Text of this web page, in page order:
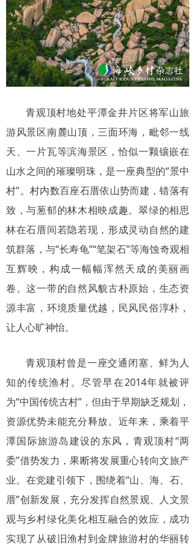
青观顶村地处平潭金井片区将军山旅
游风景区南麓山顶，三面环海，毗邻一线
天、一片瓦等滨海景区，恰似一颗镶嵌在
山水之间的璀璨明珠，是一座典型的“景中
村”。村内数百座石厝依山势而建，错落有
致，与葱郁的林木相映成趣。翠绿的相思
林在石厝间若隐若现，形成灵动自然的建
筑群落，与“长寿龟”“笔架石”等海蚀奇观相
互辉映，构成一幅幅浑然天成的美丽画
卷。这一带的自然风貌古朴原始，生态资
源丰富，环境质量优越，民风民俗淳朴，
让人心旷神怡。
青观顶村曾是一座交通闭塞、鲜为人
知的传统渔村。尽管早在2014年就被评
为“中国传统古村”，但由于早期缺乏规划，
资源优势未能充分释放。近年来，乘着平
潭国际旅游岛建设的东风，青观顶村“两
委”借势发力，果断将发展重心转向文旅产
业。在党建引领下，围绕着“山、海、石、
厝”创新发展，充分发挥自然景观、人文景
观与乡村绿化美化相互融合的效应，成功
实现了从破旧渔村到金牌旅游村的华丽转